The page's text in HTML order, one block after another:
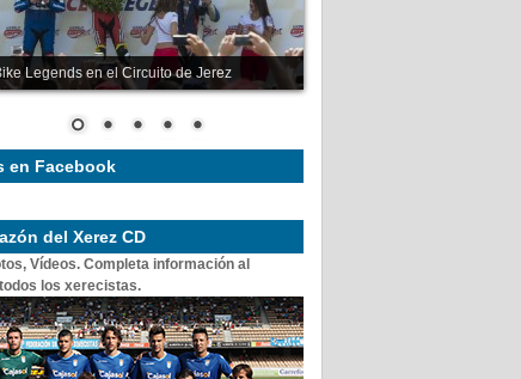
Legends en el Circuito de Jerez
en Facebook
del Xerez CD
Vídeos. Completa información al
los xerecistas.